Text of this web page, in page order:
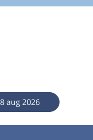
8 aug 2026